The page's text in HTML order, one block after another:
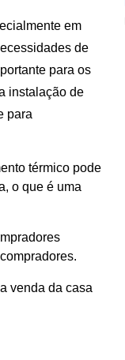
em
de
para os
instalação de
para
térmico pode
o que é uma
venda da casa